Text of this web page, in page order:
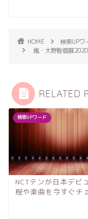
HOME
検索UPワ
嵐・大野智個展
RELATED
検索UPワード
NCTテンが日本デビ
程や楽曲を今すぐチ